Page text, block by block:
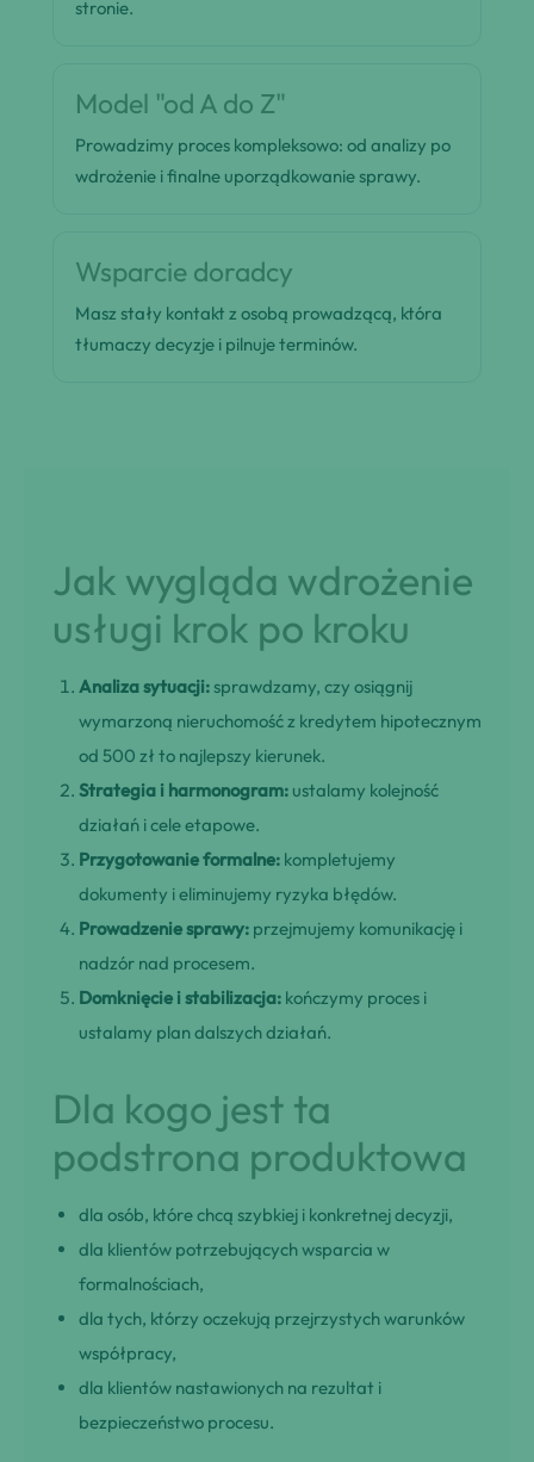
stronie.
Model "od A do Z"
Prowadzimy proces kompleksowo: od analizy po
wdrożenie i finalne uporządkowanie sprawy.
Wsparcie doradcy
Masz stały kontakt z osobą prowadzącą, która
tłumaczy decyzje i pilnuje terminów.
Jak wygląda wdrożenie
usługi krok po kroku
Analiza sytuacji: sprawdzamy, czy osiągnij
wymarzoną nieruchomość z kredytem hipotecznym
od 500 zł to najlepszy kierunek.
Strategia i harmonogram: ustalamy kolejność
działań i cele etapowe.
Przygotowanie formalne: kompletujemy
dokumenty i eliminujemy ryzyka błędów.
Prowadzenie sprawy: przejmujemy komunikację i
nadzór nad procesem.
Domknięcie i stabilizacja: kończymy proces i
ustalamy plan dalszych działań.
Dla kogo jest ta
podstrona produktowa
dla osób, które chcą szybkiej i konkretnej decyzji,
dla klientów potrzebujących wsparcia w
formalnościach,
dla tych, którzy oczekują przejrzystych warunków
współpracy,
dla klientów nastawionych na rezultat i
bezpieczeństwo procesu.